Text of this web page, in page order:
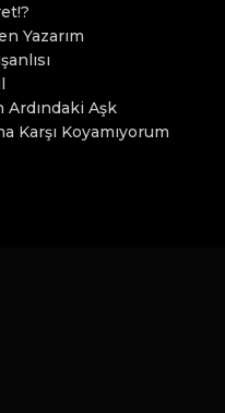
Yazarım
Aşk
Karşı Koyamıyorum